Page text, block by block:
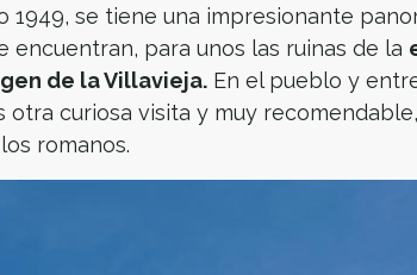
se tiene una impresionante
encuentran, para unos las ruinas de la
de la Villavieja. En el pueblo y
otra curiosa visita y muy
romanos.